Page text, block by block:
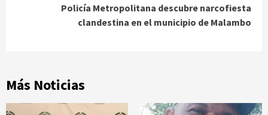
Policía Metropolitana descubre narcofiesta
clandestina en el municipio de Malambo
Más Noticias